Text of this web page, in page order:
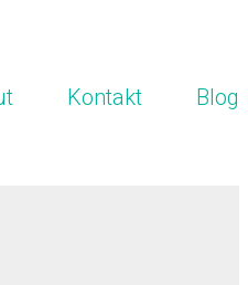
Kontakt Blog